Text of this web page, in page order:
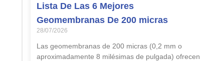
Lista De Las 6 Mejores
Geomembranas De 200 micras
28/07/2026
Las geomembranas de 200 micras (0,2 mm o
aproximadamente 8 milésimas de pulgada) ofrecen